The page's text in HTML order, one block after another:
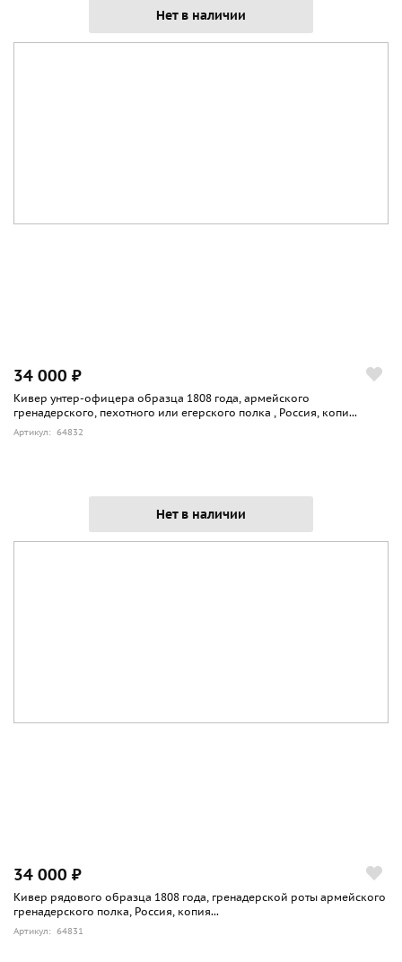
Нет в наличии
34 000 ₽
Кивер унтер-офицера образца 1808 года, армейского
гренадерского, пехотного или егерского полка , Россия, копи...
Артикул: 64832
Нет в наличии
34 000 ₽
Кивер рядового образца 1808 года, гренадерской роты армейского
гренадерского полка, Россия, копия...
Артикул: 64831